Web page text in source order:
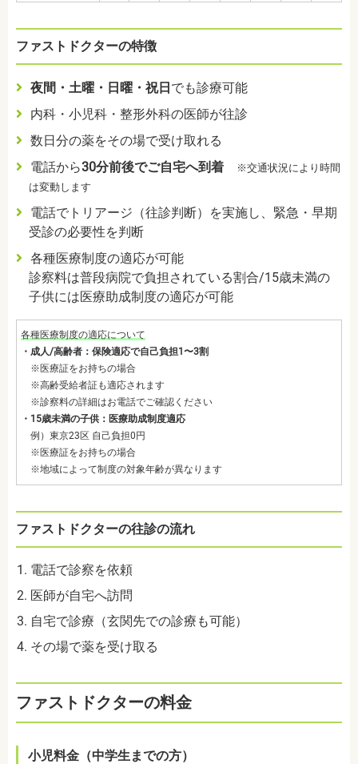
ファストドクターの特徴
夜間・土曜・日曜・祝日でも診療可能
内科・小児科・整形外科の医師が往診
数日分の薬をその場で受け取れる
電話から30分前後でご自宅へ到着
※交通状況により時間
は変動します
電話でトリアージ（往診判断）を実施し、緊急・早期
受診の必要性を判断
各種医療制度の適応が可能
診察料は普段病院で負担されている割合/15歳未満の
子供には医療助成制度の適応が可能
各種医療制度の適応について
・成人/高齢者：保険適応で自己負担1〜3割
※医療証をお持ちの場合
※高齢受給者証も適応されます
※診察料の詳細はお電話でご確認ください
・15歳未満の子供：医療助成制度適応
例）東京23区 自己負担0円
※医療証をお持ちの場合
※地域によって制度の対象年齢が異なります
ファストドクターの往診の流れ
電話で診察を依頼
医師が自宅へ訪問
自宅で診療（玄関先での診療も可能）
その場で薬を受け取る
ファストドクターの料金
小児料金（中学生までの方）